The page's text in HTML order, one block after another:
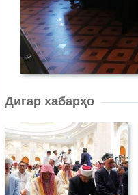
Дигар хабарҳо